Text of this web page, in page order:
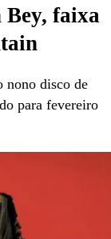
Bey, faixa
nono disco de
para fevereiro